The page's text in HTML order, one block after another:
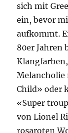
sich mit
ein, bevor
aufkommt.
80er Jahren
Melancholie
Child» oder
«Super
von Lionel
rosaroten